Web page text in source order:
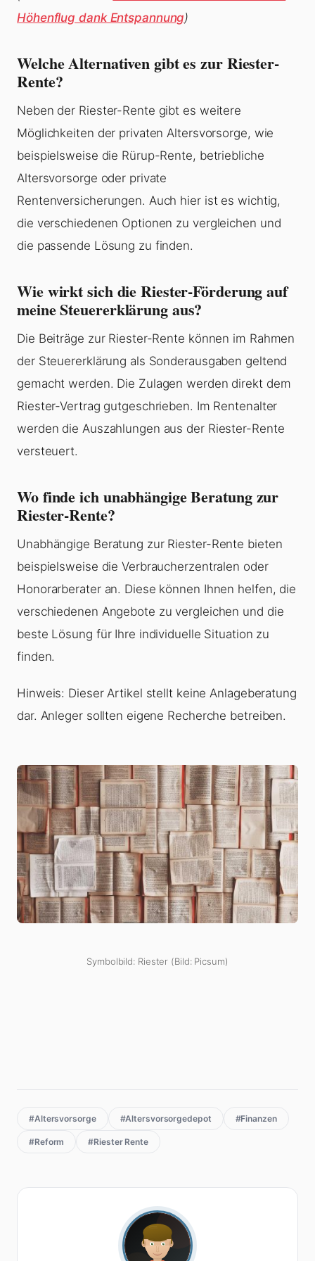
Höhenflug dank Entspannung)
Welche Alternativen gibt es zur Riester-
Rente?
Neben der Riester-Rente gibt es weitere
Möglichkeiten der privaten Altersvorsorge, wie
beispielsweise die Rürup-Rente, betriebliche
Altersvorsorge oder private
Rentenversicherungen. Auch hier ist es wichtig,
die verschiedenen Optionen zu vergleichen und
die passende Lösung zu finden.
Wie wirkt sich die Riester-Förderung auf
meine Steuererklärung aus?
Die Beiträge zur Riester-Rente können im Rahmen
der Steuererklärung als Sonderausgaben geltend
gemacht werden. Die Zulagen werden direkt dem
Riester-Vertrag gutgeschrieben. Im Rentenalter
werden die Auszahlungen aus der Riester-Rente
versteuert.
Wo finde ich unabhängige Beratung zur
Riester-Rente?
Unabhängige Beratung zur Riester-Rente bieten
beispielsweise die Verbraucherzentralen oder
Honorarberater an. Diese können Ihnen helfen, die
verschiedenen Angebote zu vergleichen und die
beste Lösung für Ihre individuelle Situation zu
finden.
Hinweis: Dieser Artikel stellt keine Anlageberatung
dar. Anleger sollten eigene Recherche betreiben.
Symbolbild: Riester (Bild: Picsum)
#Altersvorsorge #Altersvorsorgedepot #Finanzen
#Reform #Riester Rente